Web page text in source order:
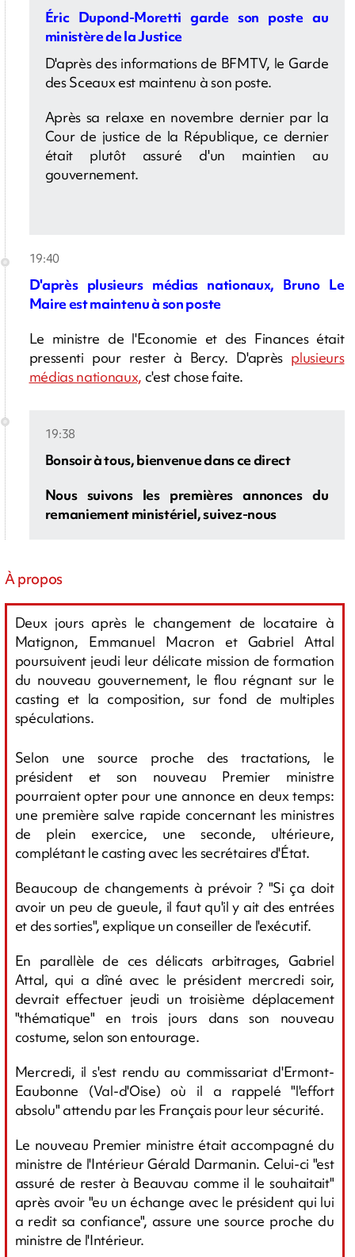
Éric Dupond-Moretti garde son poste au
ministère de la Justice
D'après des informations de BFMTV, le Garde
des Sceaux est maintenu à son poste.
Après sa relaxe en novembre dernier par la
Cour de justice de la République, ce dernier
était plutôt assuré d'un maintien au
gouvernement.
19:40
D'après plusieurs médias nationaux, Bruno Le
Maire est maintenu à son poste
Le ministre de l'Economie et des Finances était
pressenti pour rester à Bercy. D'après plusieurs
médias nationaux, c'est chose faite.
19:38
Bonsoir à tous, bienvenue dans ce direct
Nous suivons les premières annonces du
remaniement ministériel, suivez-nous
À propos
Deux jours après le changement de locataire à
Matignon, Emmanuel Macron et Gabriel Attal
poursuivent jeudi leur délicate mission de formation
du nouveau gouvernement, le flou régnant sur le
casting et la composition, sur fond de multiples
spéculations.
Selon une source proche des tractations, le
président et son nouveau Premier ministre
pourraient opter pour une annonce en deux temps:
une première salve rapide concernant les ministres
de plein exercice, une seconde, ultérieure,
complétant le casting avec les secrétaires d'État.
Beaucoup de changements à prévoir ? "Si ça doit
avoir un peu de gueule, il faut qu'il y ait des entrées
et des sorties", explique un conseiller de l'exécutif.
En parallèle de ces délicats arbitrages, Gabriel
Attal, qui a dîné avec le président mercredi soir,
devrait effectuer jeudi un troisième déplacement
"thématique" en trois jours dans son nouveau
costume, selon son entourage.
Mercredi, il s'est rendu au commissariat d'Ermont-
Eaubonne (Val-d'Oise) où il a rappelé "l'effort
absolu" attendu par les Français pour leur sécurité.
Le nouveau Premier ministre était accompagné du
ministre de l'Intérieur Gérald Darmanin. Celui-ci "est
assuré de rester à Beauvau comme il le souhaitait"
après avoir "eu un échange avec le président qui lui
a redit sa confiance", assure une source proche du
ministre de l'Intérieur.